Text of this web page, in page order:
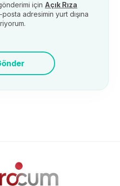
için Açık Rıza
adresimin yurt dışına